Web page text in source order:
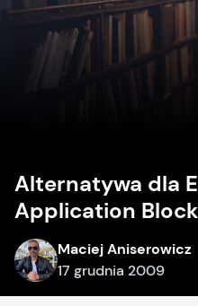
Alternatywa dla
Application Block
Maciej Aniserowicz
17 grudnia 2009